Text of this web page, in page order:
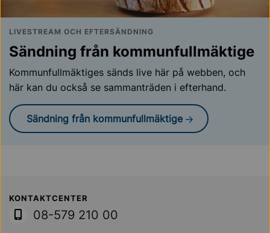
LIVESTREAM OCH EFTERSÄNDNING
Sändning från kommunfullmäktige
Kommunfullmäktiges sänds live här på webben, och
här kan du också se sammanträden i efterhand.
Sändning från kommunfullmäktige
Sollentuna Kommun
KONTAKTCENTER
08-579 210 00